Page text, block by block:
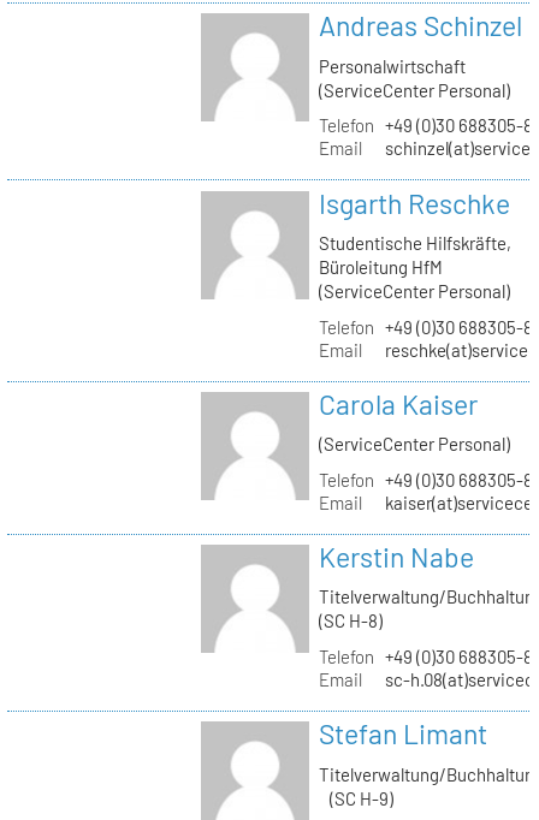
Andreas Schinzel
Personalwirtschaft
(ServiceCenter Personal)
Telefon +49 (0)30 688305-
Email
Isgarth Reschke
Studentische Hilfskräfte,
Büroleitung HfM
(ServiceCenter Personal)
Telefon +49 (0)30 688305-
Email
Carola Kaiser
(ServiceCenter Personal)
Telefon +49 (0)30 688305-
Email
Kerstin Nabe
Titelverwaltung/
(SC H-8)
Telefon +49 (0)30 688305-
Email
sc-
Stefan Limant
Titelverwaltung/
(SC H-9)